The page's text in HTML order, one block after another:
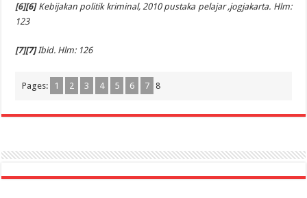
[6][6]Kebijakan politik kriminal, 2010 pustaka pelajar ,jogjakarta. Hlm:
123
[7][7]Ibid. Hlm: 126
Pages: 1 2 3 4 5 6 7 8